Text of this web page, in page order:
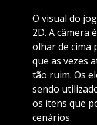
O visual do
2D. A câmera
olhar de cima
que as vezes
tão ruim. Os
sendo
os itens que
cenários.